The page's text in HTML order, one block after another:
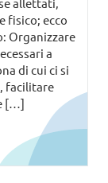
allettati,
fisico; ecco
Organizzare
a
di cui ci si
facilitare
[…]